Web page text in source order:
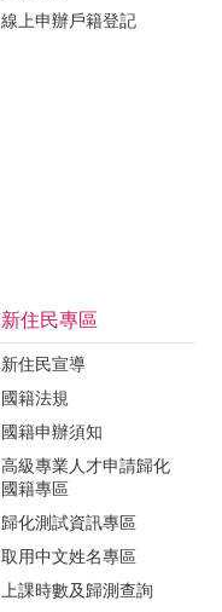
線上申辦戶籍登記
新住民專區
新住民宣導
國籍法規
國籍申辦須知
高級專業人才申請歸化
國籍專區
歸化測試資訊專區
取用中文姓名專區
上課時數及歸測查詢